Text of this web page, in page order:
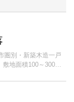
圏別・新築木造一戸
地面積100～300平